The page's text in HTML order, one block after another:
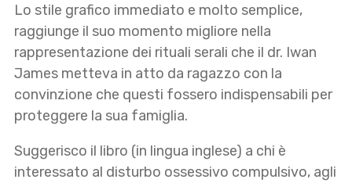
Lo stile grafico immediato e molto semplice,
raggiunge il suo momento migliore nella
rappresentazione dei rituali serali che il dr. Iwan
James metteva in atto da ragazzo con la
convinzione che questi fossero indispensabili per
proteggere la sua famiglia.
Suggerisco il libro (in lingua inglese) a chi è
interessato al disturbo ossessivo compulsivo, agli